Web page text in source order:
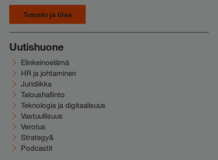
Tutustu ja tilaa
Uutishuone
Elinkeinoelämä
HR ja johtaminen
Juridiikka
Taloushallinto
Teknologia ja digitaalisuus
Vastuullisuus
Verotus
Strategy&
Podcastit